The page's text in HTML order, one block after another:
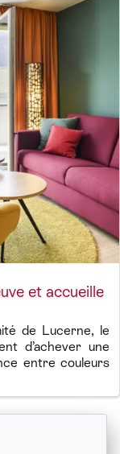
et accueille
de Lucerne, le
d’achever une
entre couleurs